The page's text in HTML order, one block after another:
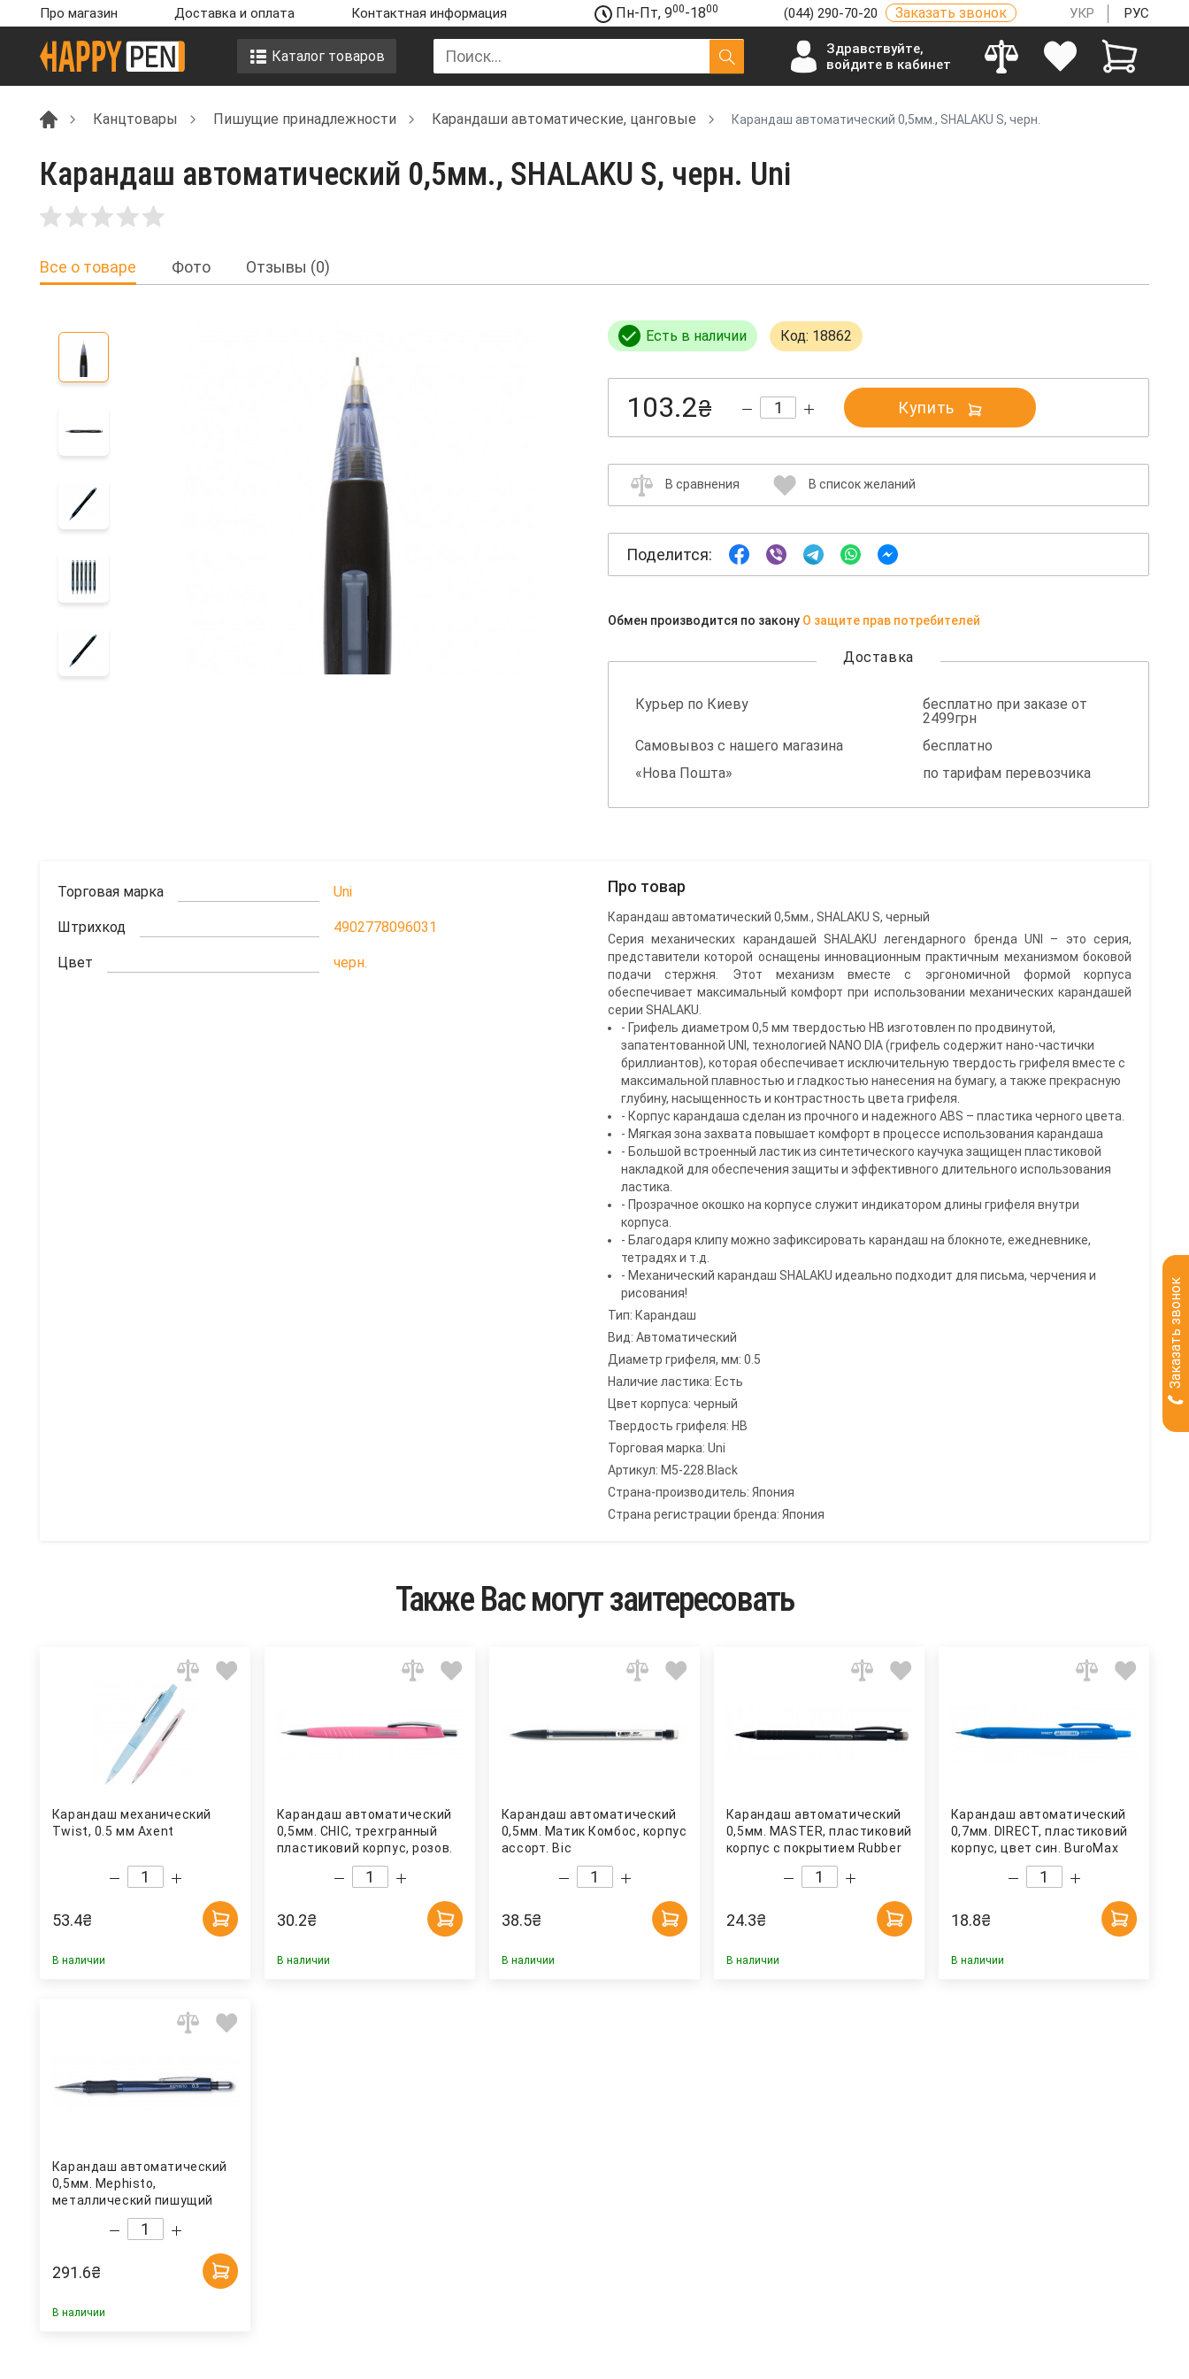
Про магазин Доставка и оплата Контактная информация Пн-Пт, 900-1800 (044) 290-70-20 Заказать звонок УКР РУС
Каталог товаров
Здравствуйте,
войдите в кабинет
Канцтовары Пишущие принадлежности Карандаши автоматические, цанговые Карандаш автоматический 0,5мм., SHALAKU S, черн.
Карандаш автоматический 0,5мм., SHALAKU S, черн. Uni
Все о товаре Фото Отзывы (0)
Есть в наличии Код: 18862
103.2₴ Купить
В сравнения В список желаний
Поделится:
Обмен производится по закону О защите прав потребителей
Доставка
Курьер по Киеву
бесплатно при заказе от
2499грн
Самовывоз с нашего магазина
бесплатно
«Нова Пошта»
по тарифам перевозчика
Торговая марка Uni
Штрихкод 4902778096031
Цвет черн.
Про товар
Карандаш автоматический 0,5мм., SHALAKU S, черный
Серия механических карандашей SHALAKU легендарного бренда UNI – это серия,
представители которой оснащены инновационным практичным механизмом боковой
подачи стержня. Этот механизм вместе с эргономичной формой корпуса
обеспечивает максимальный комфорт при использовании механических карандашей
серии SHALAKU.
- Грифель диаметром 0,5 мм твердостью HB изготовлен по продвинутой,
запатентованной UNI, технологией NANO DIA (грифель содержит нано-частички
бриллиантов), которая обеспечивает исключительную твердость грифеля вместе с
максимальной плавностью и гладкостью нанесения на бумагу, а также прекрасную
глубину, насыщенность и контрастность цвета грифеля.
- Корпус карандаша сделан из прочного и надежного ABS – пластика черного цвета.
- Мягкая зона захвата повышает комфорт в процессе использования карандаша
- Большой встроенный ластик из синтетического каучука защищен пластиковой
накладкой для обеспечения защиты и эффективного длительного использования
ластика.
- Прозрачное окошко на корпусе служит индикатором длины грифеля внутри
корпуса.
- Благодаря клипу можно зафиксировать карандаш на блокноте, ежедневнике,
тетрадях и т.д.
- Механический карандаш SHALAKU идеально подходит для письма, черчения и
рисования!
Тип: Карандаш
Вид: Автоматический
Диаметр грифеля, мм: 0.5
Наличие ластика: Есть
Цвет корпуса: черный
Твердость грифеля: HB
Торговая марка: Uni
Артикул: M5-228.Black
Страна-производитель: Япония
Страна регистрации бренда: Япония
Также Вас могут заитересовать
Карандаш механический
Twist, 0.5 мм Axent
53.4₴
В наличии
Карандаш автоматический
0,5мм. CHIC, трехгранный
пластиковий корпус, розов.
30.2₴
В наличии
Карандаш автоматический
0,5мм. Матик Комбос, корпус
ассорт. Bic
38.5₴
В наличии
Карандаш автоматический
0,5мм. MASTER, пластиковий
корпус с покрытием Rubber
Touch BuroMax
24.3₴
В наличии
Карандаш автоматический
0,7мм. DIRECT, пластиковий
корпус, цвет син. BuroMax
18.8₴
В наличии
Карандаш автоматический
0,5мм. Mephisto,
металлический пишущий
узел, резиновый грип Koh-i-
291.6₴
В наличии
Заказать звонок